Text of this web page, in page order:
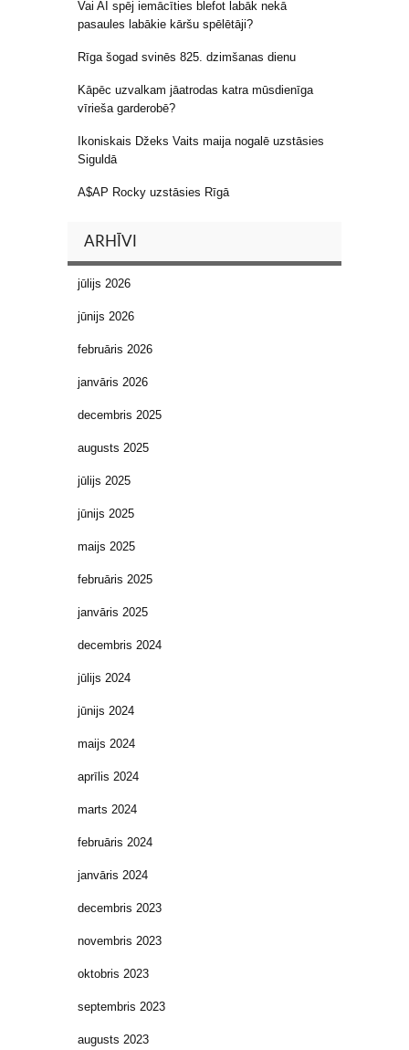
Vai AI spēj iemācīties blefot labāk nekā
pasaules labākie kāršu spēlētāji?
Rīga šogad svinēs 825. dzimšanas dienu
Kāpēc uzvalkam jāatrodas katra mūsdienīga
vīrieša garderobē?
Ikoniskais Džeks Vaits maija nogalē uzstāsies
Siguldā
A$AP Rocky uzstāsies Rīgā
ARHĪVI
jūlijs 2026
jūnijs 2026
februāris 2026
janvāris 2026
decembris 2025
augusts 2025
jūlijs 2025
jūnijs 2025
maijs 2025
februāris 2025
janvāris 2025
decembris 2024
jūlijs 2024
jūnijs 2024
maijs 2024
aprīlis 2024
marts 2024
februāris 2024
janvāris 2024
decembris 2023
novembris 2023
oktobris 2023
septembris 2023
augusts 2023